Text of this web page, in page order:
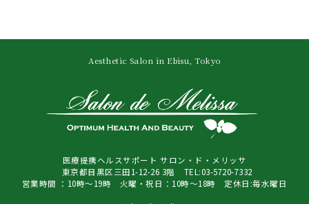
Aesthetic Salon in Ebisu, Tokyo
医療提携ヘルスサポート サロン・ド・メリッサ
東京都目黒区三田1-12-26 3階 TEL:03-5720-7332
営業時間 ：10時～19時 火曜・祝日：10時～18時 定休日:毎水曜日